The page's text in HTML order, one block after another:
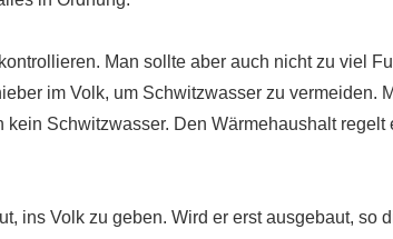
Man sollte aber auch nicht zu viel
im Volk, um Schwitzwasser zu vermeiden.
Schwitzwasser. Den Wärmehaushalt regelt
ins Volk zu geben. Wird er erst ausgebaut, so